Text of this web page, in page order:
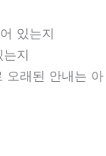
있는지
지
오래된 안내는 아